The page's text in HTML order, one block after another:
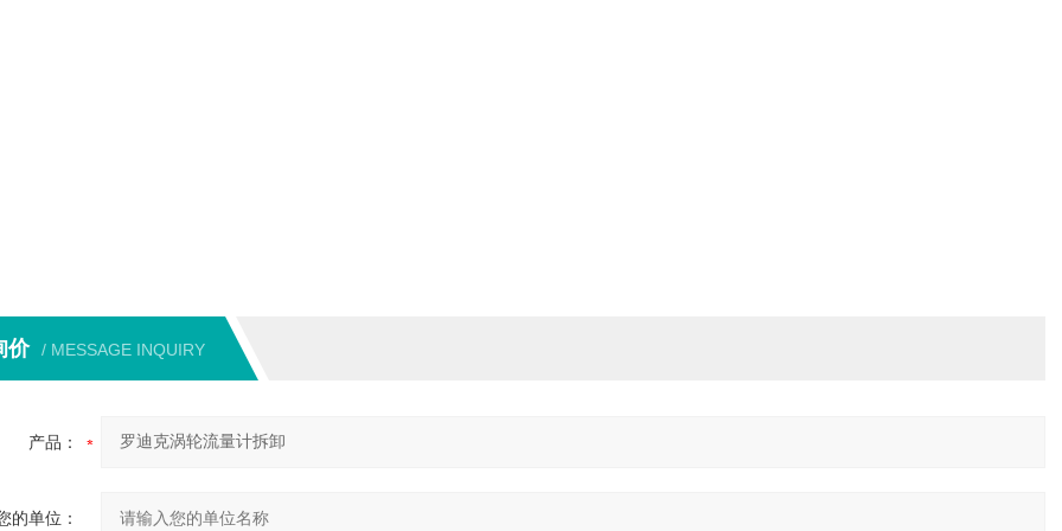
价 / MESSAGE INQUIRY
产品：
的单位：